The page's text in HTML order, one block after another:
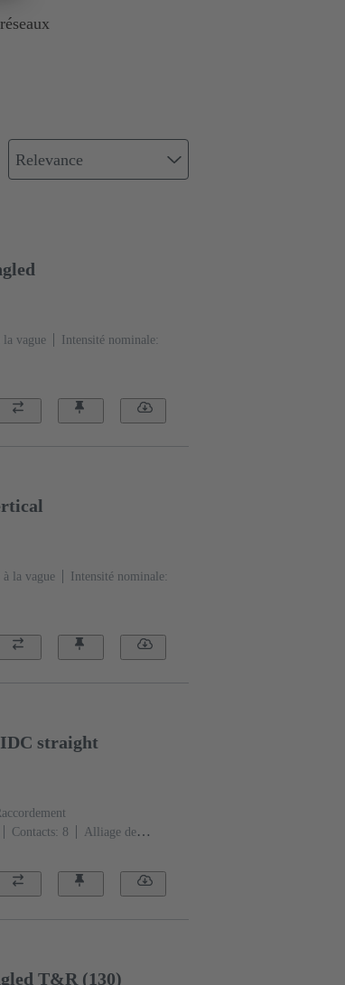
Relevance
la vague
Intensité nominale:
à la vague
Intensité nominale:
straight
Contacts: 8
Alliage de
T&R (130)